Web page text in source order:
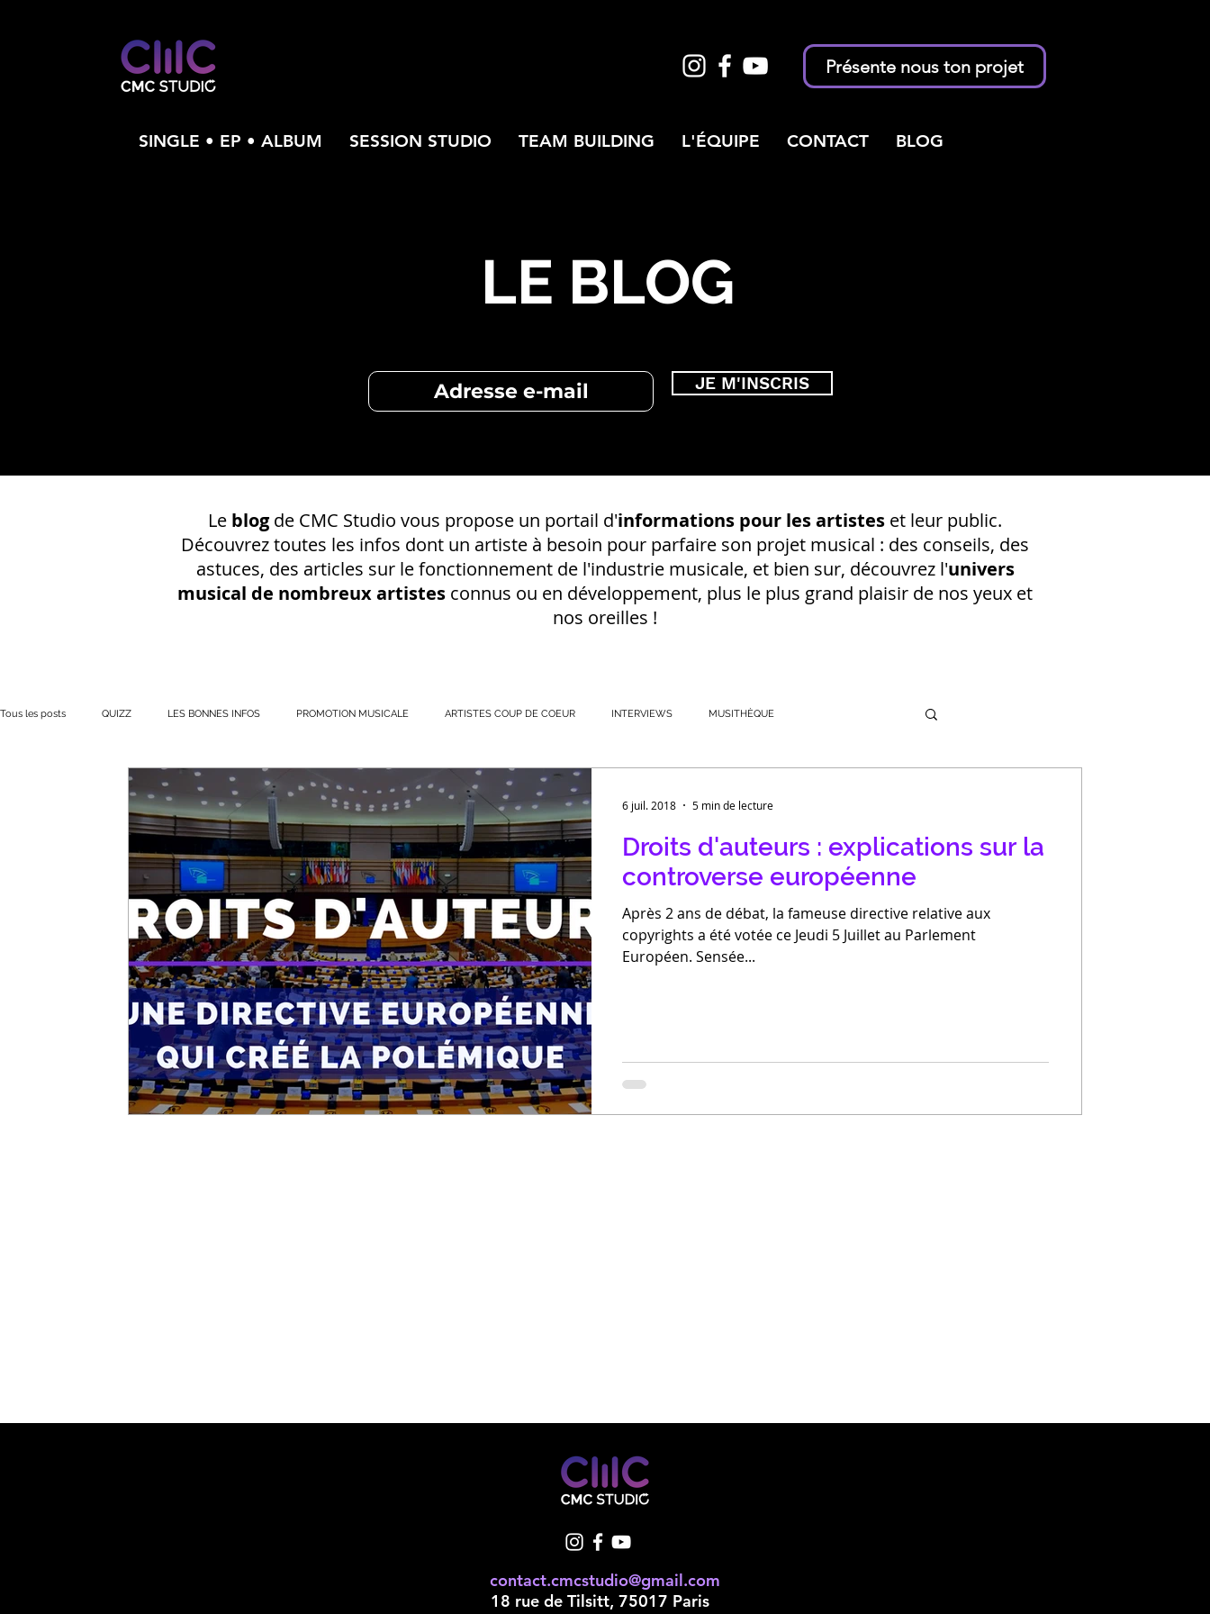
Présente nous ton projet
SINGLE • EP • ALBUM SESSION STUDIO TEAM BUILDING L'ÉQUIPE CONTACT BLOG
LE BLOG
JE M'INSCRIS
Le blog de CMC Studio vous propose un portail d'informations pour les artistes et leur public.
Découvrez toutes les infos dont un artiste à besoin pour parfaire son projet musical : des conseils, des
astuces, des articles sur le fonctionnement de l'industrie musicale, et bien sur, découvrez l'univers
musical de nombreux artistes connus ou en développement, plus le plus grand plaisir de nos yeux et
nos oreilles !
Tous les posts QUIZZ LES BONNES INFOS PROMOTION MUSICALE ARTISTES COUP DE COEUR INTERVIEWS MUSITHÈQUE
Votre communauté CONSEILS SUR UN ENREGISTREMENT EN S
Droits d'auteurs : explications sur la
controverse européenne
Après 2 ans de débat, la fameuse directive relative aux
copyrights a été votée ce Jeudi 5 Juillet au Parlement
Européen. Sensée...
6 juil. 2018 5 min de lecture
contact.cmcstudio@gmail.com
18 rue de Tilsitt, 75017 Paris